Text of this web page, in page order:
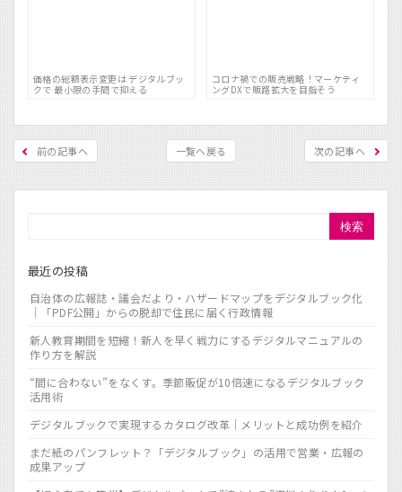
価格の総額表示変更は デジタルブッ
クで 最小限の手間で抑える
コロナ禍での販売戦略！マーケティ
ングDXで販路拡大を目指そう
前の記事へ 一覧へ戻る 次の記事へ
検索
最近の投稿
自治体の広報誌・議会だより・ハザードマップをデジタルブック化
｜「PDF公開」からの脱却で住民に届く行政情報
新人教育期間を短縮！新人を早く戦力にするデジタルマニュアルの
作り方を解説
“間に合わない”をなくす。季節販促が10倍速になるデジタルブック
活用術
デジタルブックで実現するカタログ改革｜メリットと成功例を紹介
まだ紙のパンフレット？「デジタルブック」の活用で営業・広報の
成果アップ